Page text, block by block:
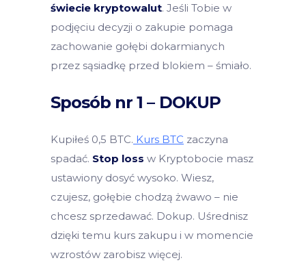
świecie kryptowalut. Jeśli Tobie w
podjęciu decyzji o zakupie pomaga
zachowanie gołębi dokarmianych
przez sąsiadkę przed blokiem – śmiało.
Sposób nr 1 – DOKUP
Kupiłeś 0,5 BTC. Kurs BTC zaczyna
spadać. Stop loss w Kryptobocie masz
ustawiony dosyć wysoko. Wiesz,
czujesz, gołębie chodzą żwawo – nie
chcesz sprzedawać. Dokup. Uśrednisz
dzięki temu kurs zakupu i w momencie
wzrostów zarobisz więcej.